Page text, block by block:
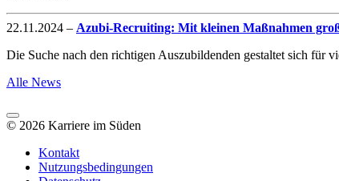
22.11.2024 – Azubi-Recruiting: Mit kleinen Maßnahmen
Die Suche nach den richtigen Auszubildenden gestaltet sich für
Alle News
© 2026 Karriere im Süden
Kontakt
Nutzungsbedingungen